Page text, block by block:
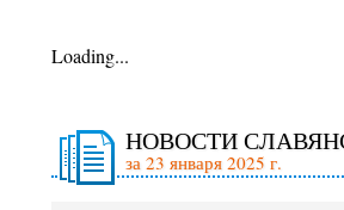
Loading...
НОВОСТИ
за 23 января 2025 г.